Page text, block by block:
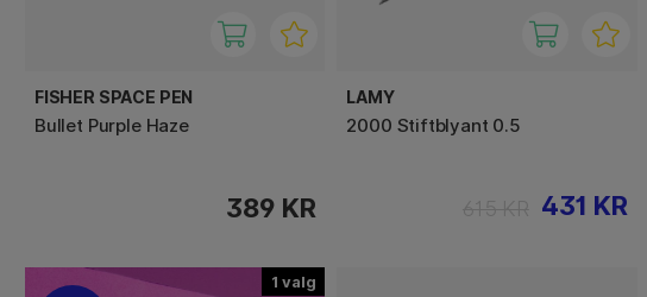
FISHER SPACE PEN
Bullet Purple Haze
389 KR
LAMY
2000 Stiftblyant 0.5
431 KR
1